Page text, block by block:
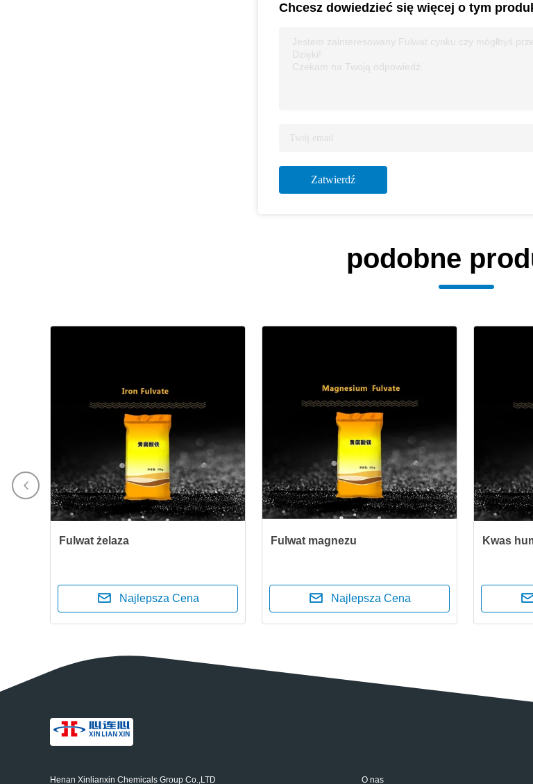
Chcesz dowiedzieć się więcej o tym
Jestem zainteresowany Fulwat cynku czy mógłbyś
Dzięki!
Czekam na Twoją odpowiedź.
Zatwierdź
podobne
Fulwat żelaza
Najlepsza Cena
Fulwat magnezu
Najlepsza Cena
Kwas
Henan Xinlianxin Chemicals Group Co.,LTD O nas